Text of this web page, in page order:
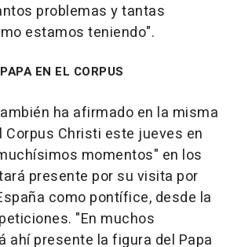
problemas y tantas
estamos teniendo".
EN EL CORPUS
ha afirmado en la misma
Corpus Christi este jueves en
momentos" en los
presente por su visita por
como pontífice, desde la
"En muchos
ahí presente la figura del Papa